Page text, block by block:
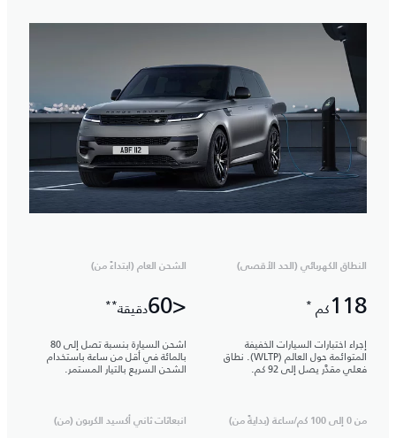
النطاق الكهربائي (الحد الأقصى)
118كم *
إجراء اختبارات السيارات الخفيفة
المتوائمة حول العالم (WLTP). نطاق
فعلي مقدَّر يصل إلى 92 كم.
الشحن العام (ابتداءً من)
<60 دقيقة**
اشحن السيارة بنسبة تصل إلى 80
بالمائة في أقل من ساعة باستخدام
الشحن السريع بالتيار المستمر.
من 0 إلى 100 كم/ساعة (بدايةً من) انبعاثات ثاني أكسيد الكربون (من)